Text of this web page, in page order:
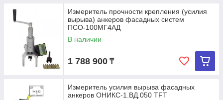
Измеритель прочности крепления (усилия
вырыва) анкеров фасадных систем
ПСО-100МГ4АД
В наличии
1 788 900 ₸
Измеритель усилия вырыва фасадных
анкеров ОНИКС-1.ВД.050 TFT